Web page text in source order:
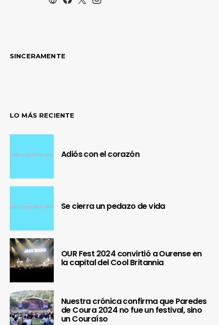
SINCERAMENTE
LO MÁS RECIENTE
Adiós con el corazón
Se cierra un pedazo de vida
OUR Fest 2024 convirtió a Ourense en
la capital del Cool Britannia
Nuestra crónica confirma que Paredes
de Coura 2024 no fue un festival, sino
un Couraíso